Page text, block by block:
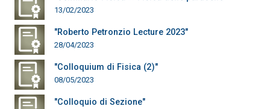
13/02/2023
"Roberto Petronzio Lecture 2023"
28/04/2023
"Colloquium di Fisica (2)"
08/05/2023
"Colloquio di Sezione"